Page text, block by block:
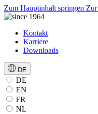
Zum Hauptinhalt springen Zur
Kontakt
Karriere
Downloads
DE
DE
EN
FR
NL